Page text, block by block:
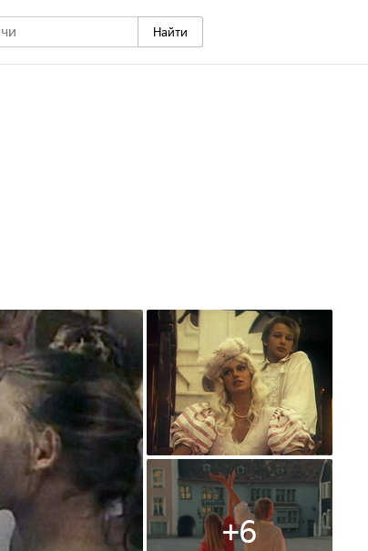
Найти
+6